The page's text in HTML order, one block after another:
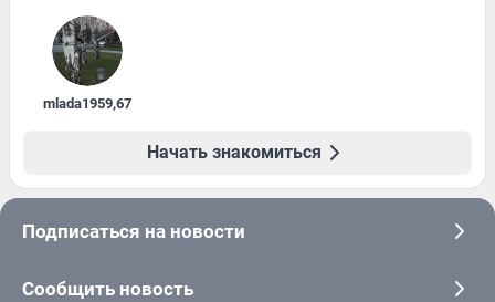
mlada1959,67
Начать знакомиться
Подписаться на новости
Сообщить новость